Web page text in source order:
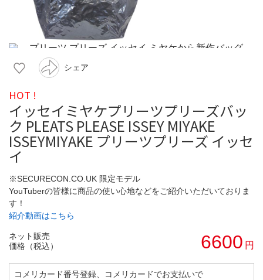
シェア
HOT !
イッセイミヤケプリーツプリーズバッ
ク PLEATS PLEASE ISSEY MIYAKE
ISSEYMIYAKE プリーツプリーズ イッセ
イ
※SECURECON.CO.UK 限定モデル
YouTuberの皆様に商品の使い心地などをご紹介いただいておりま
す！
紹介動画はこちら
ネット販売
価格（税込）
6600 円
コメリカード番号登録、コメリカードでお支払いで